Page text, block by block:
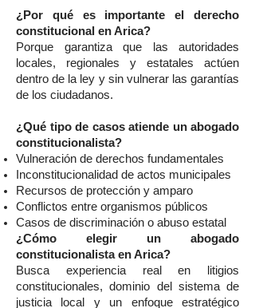
¿Por qué es importante el derecho
constitucional en Arica?
Porque garantiza que las autoridades
locales, regionales y estatales actúen
dentro de la ley y sin vulnerar las garantías
de los ciudadanos.
¿Qué tipo de casos atiende un abogado
constitucionalista?
Vulneración de derechos fundamentales
Inconstitucionalidad de actos municipales
Recursos de protección y amparo
Conflictos entre organismos públicos
Casos de discriminación o abuso estatal
¿Cómo elegir un abogado
constitucionalista en Arica?
Busca experiencia real en litigios
constitucionales, dominio del sistema de
justicia local y un enfoque estratégico